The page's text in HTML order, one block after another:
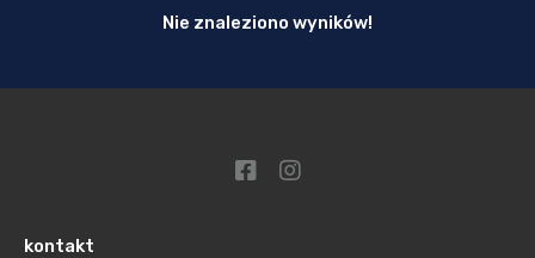
Nie znaleziono wyników!
kontakt